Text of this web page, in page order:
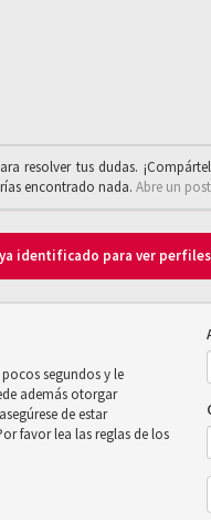
resolver tus dudas.
encontrado nada. Abre un
identificado para ver
segundos y le
además otorgar
de estar
favor lea las reglas de los